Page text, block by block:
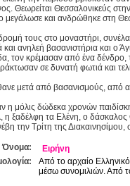
Θεωρείται Θεσσαλονικεύς
μεγάλωσε και ανδρώθηκε στη
τους στο μοναστήρι,
ανηλεή βασανιστήρια και ο
τον κρέμασαν από ένα
σε δυνατή φωτιά και
μετά από βασανισμούς, από
η μόλις δώδεκα χρονών
η ξαδέλφη τα Ελένη, ο
την Τρίτη της
Όνομα:
Ειρήνη
Από το αρχαίο Ελληνικό
μέσω συνομιλιών. Από